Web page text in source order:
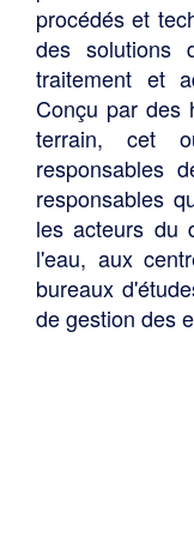
procédés et
des solutions
traitement et
Conçu par des
terrain, cet
responsables
responsables
les acteurs du
l'eau, aux
bureaux
de gestion des